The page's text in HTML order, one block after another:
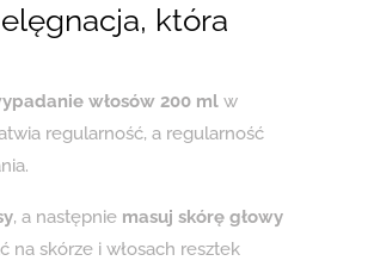
która
włosów 200 ml w
regularność, a regularność
, a następnie masuj skórę głowy
na skórze i włosach resztek